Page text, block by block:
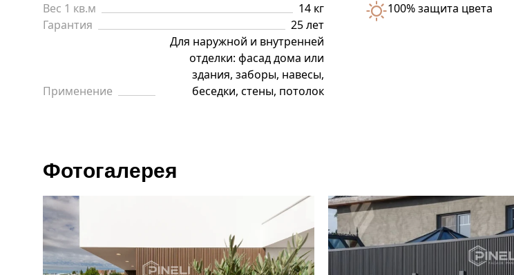
Вес 1 кв.м
14 кг
Гарантия
25 лет
Применение
Для наружной и внутренней
отделки: фасад дома или
здания, заборы, навесы,
беседки, стены, потолок
100% защита цвета
Фотогалерея